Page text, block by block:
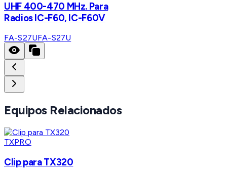
UHF 400-470 MHz. Para
Radios IC-F60, IC-F60V
FA-S27UFA-S27U
Equipos Relacionados
TXPRO
Clip para TX320